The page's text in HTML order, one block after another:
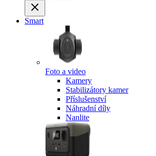
Smart
Foto a video
Kamery
Stabilizátory kamer
Příslušenství
Náhradní díly
Nanlite